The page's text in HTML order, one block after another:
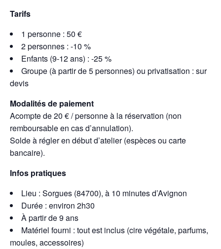
Tarifs
1 personne : 50 €
2 personnes : -10 %
Enfants (9-12 ans) : -25 %
Groupe (à partir de 5 personnes) ou privatisation : sur
devis
Modalités de paiement
Acompte de 20 € / personne à la réservation (non
remboursable en cas d’annulation).
Solde à régler en début d’atelier (espèces ou carte
bancaire).
Infos pratiques
Lieu : Sorgues (84700), à 10 minutes d’Avignon
Durée : environ 2h30
À partir de 9 ans
Matériel fourni : tout est inclus (cire végétale, parfums,
moules, accessoires)